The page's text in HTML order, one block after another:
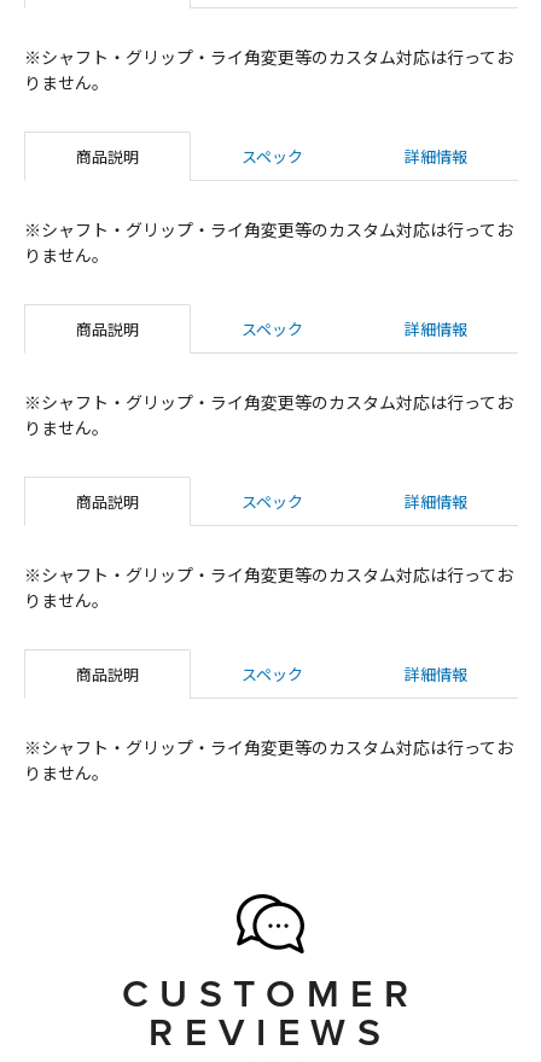
※シャフト・グリップ・ライ角変更等のカスタム対応は行ってお
りません。
商品説明 スペック 詳細情報
※シャフト・グリップ・ライ角変更等のカスタム対応は行ってお
りません。
商品説明 スペック 詳細情報
※シャフト・グリップ・ライ角変更等のカスタム対応は行ってお
りません。
商品説明 スペック 詳細情報
※シャフト・グリップ・ライ角変更等のカスタム対応は行ってお
りません。
商品説明 スペック 詳細情報
※シャフト・グリップ・ライ角変更等のカスタム対応は行ってお
りません。
CUSTOMER
REVIEWS